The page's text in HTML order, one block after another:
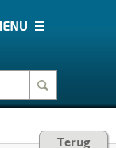
Terug